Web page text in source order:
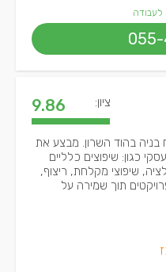
לעבודה
ציון: 9.86
בניה בהוד השרון. מבצע את
כגון: שיפוצים כלליים
שיפוצי מקלחת, ריצוף,
תוך שמירה על